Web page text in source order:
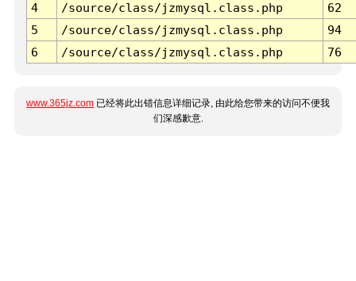
4
/source/class/jzmysql.class.php
62
5
/source/class/jzmysql.class.php
94
6
/source/class/jzmysql.class.php 76
www.365jz.com 已经将此出错信息详细记录, 由此给您带来的访问不便我
们深感歉意.